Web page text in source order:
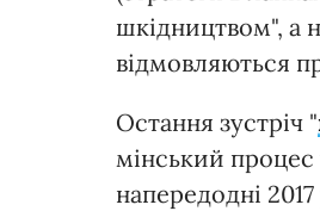
шкідництвом", а
відмовляються
Остання зустріч "
мінський процес
напередодні